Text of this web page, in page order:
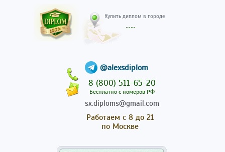
@alexsdiplom
8 (800) 511-65-20
Бесплатно с номеров РФ
sx.diploms@gmail.com
Работаем с 8 до 21
по Москве